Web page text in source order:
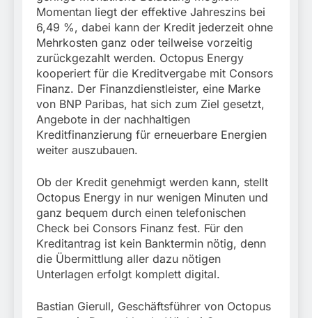
Momentan liegt der effektive Jahreszins bei
6,49 %, dabei kann der Kredit jederzeit ohne
Mehrkosten ganz oder teilweise vorzeitig
zurückgezahlt werden. Octopus Energy
kooperiert für die Kreditvergabe mit Consors
Finanz. Der Finanzdienstleister, eine Marke
von BNP Paribas, hat sich zum Ziel gesetzt,
Angebote in der nachhaltigen
Kreditfinanzierung für erneuerbare Energien
weiter auszubauen.
Ob der Kredit genehmigt werden kann, stellt
Octopus Energy in nur wenigen Minuten und
ganz bequem durch einen telefonischen
Check bei Consors Finanz fest. Für den
Kreditantrag ist kein Banktermin nötig, denn
die Übermittlung aller dazu nötigen
Unterlagen erfolgt komplett digital.
Bastian Gierull, Geschäftsführer von Octopus